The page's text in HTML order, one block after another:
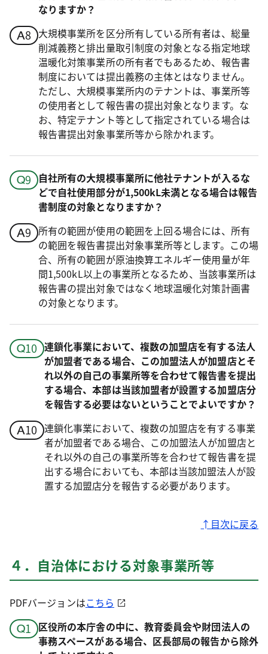
なりますか？
大規模事業所を区分所有している所有者は、総量
削減義務と排出量取引制度の対象となる指定地球
温暖化対策事業所の所有者でもあるため、報告書
制度においては提出義務の主体とはなりません。
ただし、大規模事業所内のテナントは、事業所等
の使用者として報告書の提出対象となります。な
お、特定テナント等として指定されている場合は
報告書提出対象事業所等から除かれます。
自社所有の大規模事業所に他社テナントが入るな
どで自社使用部分が1,500kL未満となる場合は報告
書制度の対象となりますか？
所有の範囲が使用の範囲を上回る場合には、所有
の範囲を報告書提出対象事業所等とします。この場
合、所有の範囲が原油換算エネルギー使用量が年
間1,500kL以上の事業所となるため、当該事業所は
報告書の提出対象ではなく地球温暖化対策計画書
の対象となります。
連鎖化事業において、複数の加盟店を有する法人
が加盟者である場合、この加盟法人が加盟店とそ
れ以外の自己の事業所等を合わせて報告書を提出
する場合、本部は当該加盟者が設置する加盟店分
を報告する必要はないということでよいですか？
連鎖化事業において、複数の加盟店を有する事業
者が加盟者である場合、この加盟法人が加盟店と
それ以外の自己の事業所等を合わせて報告書を提
出する場合においても、本部は当該加盟法人が設
置する加盟店分を報告する必要があります。
↑目次に戻る
４．自治体における対象事業所等
PDFバージョンはこちら
区役所の本庁舎の中に、教育委員会や財団法人の
事務スペースがある場合、区長部局の報告から除外